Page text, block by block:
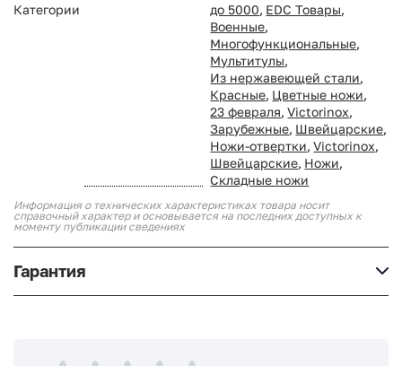
Категории
до 5000, EDC Товары,
Военные,
Многофункциональные,
Мультитулы,
Из нержавеющей стали,
Красные, Цветные ножи,
23 февраля, Victorinox,
Зарубежные, Швейцарские,
Ножи-отвертки, Victorinox,
Швейцарские, Ножи,
Складные ножи
Информация о технических характеристиках товара носит
справочный характер и основывается на последних доступных к
моменту публикации сведениях
Гарантия